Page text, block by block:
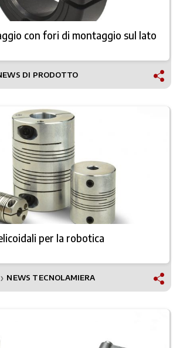
con fori di montaggio sul lato
DI PRODOTTO
per la robotica
❯ NEWS TECNOLAMIERA